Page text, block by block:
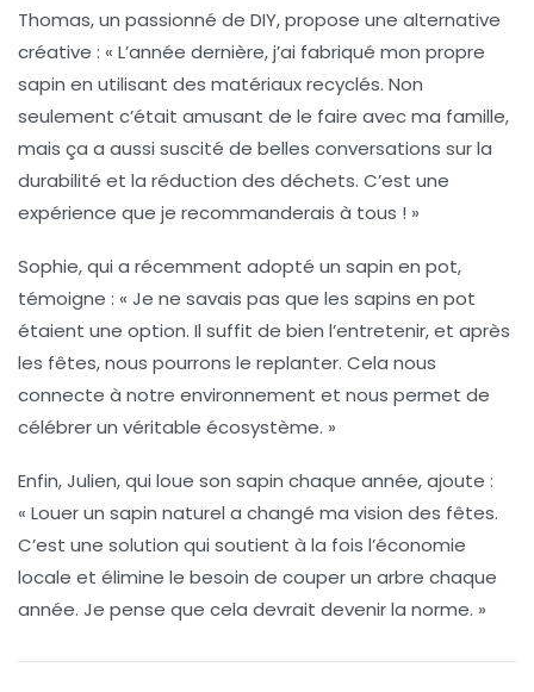
Thomas, un passionné de DIY, propose une alternative
créative : « L’année dernière, j’ai fabriqué mon propre
sapin en utilisant des matériaux recyclés. Non
seulement c’était amusant de le faire avec ma famille,
mais ça a aussi suscité de belles conversations sur la
durabilité et la réduction des déchets. C’est une
expérience que je recommanderais à tous ! »
Sophie, qui a récemment adopté un sapin en pot,
témoigne : « Je ne savais pas que les sapins en pot
étaient une option. Il suffit de bien l’entretenir, et après
les fêtes, nous pourrons le replanter. Cela nous
connecte à notre environnement et nous permet de
célébrer un véritable écosystème. »
Enfin, Julien, qui loue son sapin chaque année, ajoute :
« Louer un sapin naturel a changé ma vision des fêtes.
C’est une solution qui soutient à la fois l’économie
locale et élimine le besoin de couper un arbre chaque
année. Je pense que cela devrait devenir la norme. »